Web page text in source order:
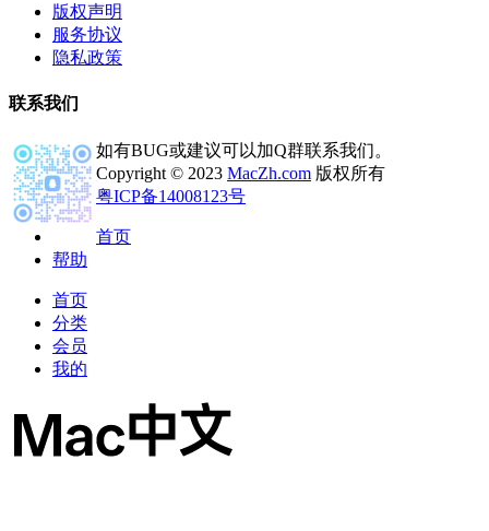
版权声明
服务协议
隐私政策
联系我们
如有BUG或建议可以加Q群联系我们。
Copyright © 2023 MacZh.com 版权所有
粤ICP备14008123号
首页
帮助
首页
分类
会员
我的